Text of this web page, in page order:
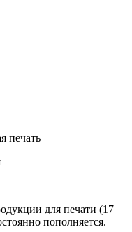
печать
для печати (17
пополняется.